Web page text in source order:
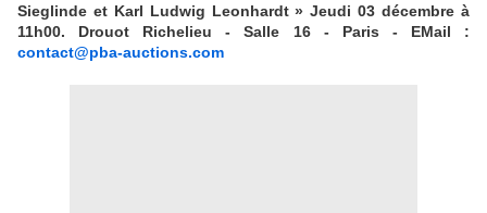
Sieglinde et Karl Ludwig Leonhardt » Jeudi 03 décembre à
11h00. Drouot Richelieu - Salle 16 - Paris - EMail :
contact@pba-auctions.com